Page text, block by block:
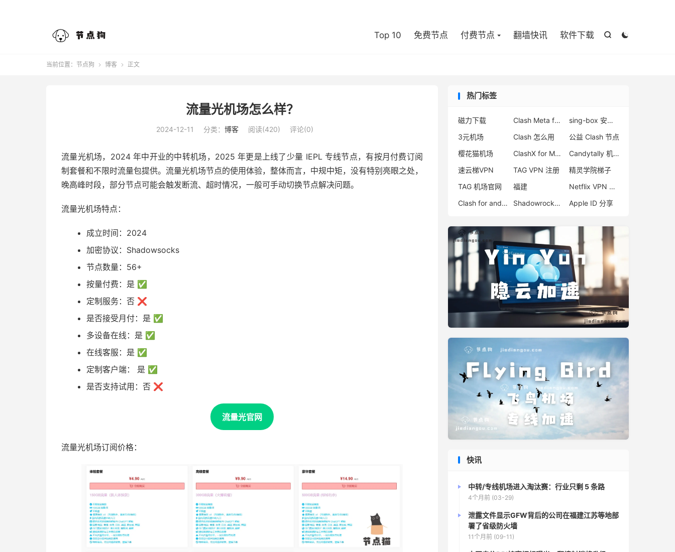


Top 10 免费节点 付费节点 翻墙快讯 软件下载
当前位置： 节点狗  博客  正文
流量光机场怎么样？
2024-12-11 分类： 博客 阅读(420) 评论(0)
流量光机场，2024 年中开业的中转机场，2025 年更是上线了少量 IEPL 专线节点，有按月付费订阅
制套餐和不限时流量包提供。流量光机场节点的使用体验，整体而言，中规中矩，没有特别亮眼之处，
晚高峰时段，部分节点可能会触发断流、超时情况，一般可手动切换节点解决问题。
流量光机场特点：
成立时间：2024
加密协议：Shadowsocks
节点数量：56+
按量付费：是 ✅
定制服务：否 ❌
是否接受月付：是 ✅
多设备在线：是 ✅
在线客服：是 ✅
定制客户端： 是 ✅
是否支持试用：否 ❌
流量光官网
流量光机场订阅价格：
热门标签
磁力下载 Clash Meta for Android 2.11.14
sing-box 安卓下载
3元机场
Clash 怎么用
公益 Clash 节点
樱花猫机场
ClashX for Mac 下载
Candytally 机场
速云梯VPN
TAG VPN 注册
精灵学院梯子
TAG 机场官网
福建
Netflix VPN 推荐
Clash for android 教程
Shadowrocket 地址 Apple ID 分享
快讯
中转/专线机场进入淘汰赛：行业只剩 5 条路
4个月前 (03-29)
泄露文件显示GFW背后的公司在福建江苏等地部
署了省级防火墙
11个月前 (09-11)